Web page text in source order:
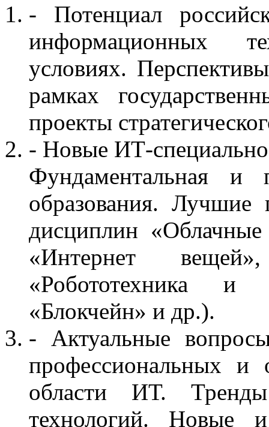
- Потенциал
информационных
условиях.
рамках
проекты
- Новые ИТ-
Фундаментальная и
образования. Лучшие
дисциплин
«Интернет
«Робототехника и
«Блокчейн» и др.).
- Актуальные
профессиональных и
области ИТ.
технологий. Новые